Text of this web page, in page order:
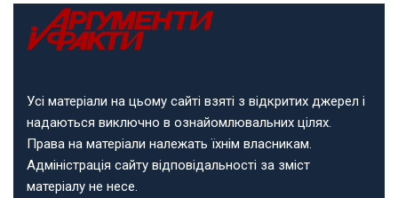
Усі матеріали на цьому сайті взяті з відкритих джерел і
надаються виключно в ознайомлювальних цілях.
Права на матеріали належать їхнім власникам.
Адміністрація сайту відповідальності за зміст
матеріалу не несе.